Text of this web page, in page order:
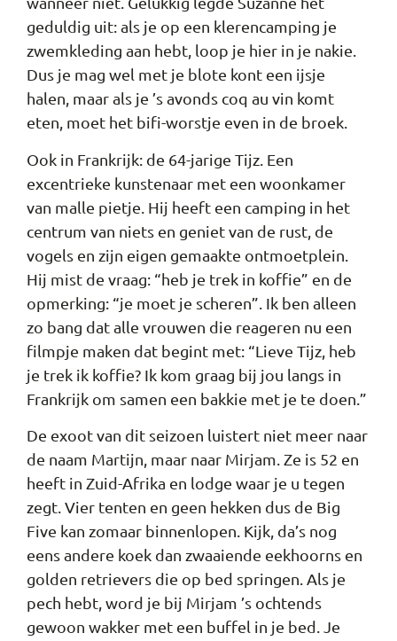
geduldig uit: als je op een klerencamping je
zwemkleding aan hebt, loop je hier in je nakie.
Dus je mag wel met je blote kont een ijsje
halen, maar als je ’s avonds coq au vin komt
eten, moet het bifi-worstje even in de broek.
Ook in Frankrijk: de 64-jarige Tijz. Een
excentrieke kunstenaar met een woonkamer
van malle pietje. Hij heeft een camping in het
centrum van niets en geniet van de rust, de
vogels en zijn eigen gemaakte ontmoetplein.
Hij mist de vraag: “heb je trek in koffie” en de
opmerking: “je moet je scheren”. Ik ben alleen
zo bang dat alle vrouwen die reageren nu een
filmpje maken dat begint met: “Lieve Tijz, heb
je trek ik koffie? Ik kom graag bij jou langs in
Frankrijk om samen een bakkie met je te doen.”
De exoot van dit seizoen luistert niet meer naar
de naam Martijn, maar naar Mirjam. Ze is 52 en
heeft in Zuid-Afrika en lodge waar je u tegen
zegt. Vier tenten en geen hekken dus de Big
Five kan zomaar binnenlopen. Kijk, da’s nog
eens andere koek dan zwaaiende eekhoorns en
golden retrievers die op bed springen. Als je
pech hebt, word je bij Mirjam ’s ochtends
gewoon wakker met een buffel in je bed. Je